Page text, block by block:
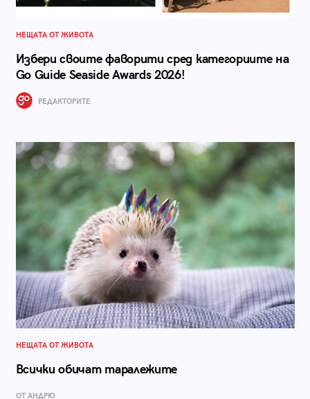
НЕЩАТА ОТ ЖИВОТА
Избери своите фаворити сред категориите на
Go Guide Seaside Awards 2026!
РЕДАКТОРИТЕ
НЕЩАТА ОТ ЖИВОТА
Всички обичат таралежите
ОТ АНДРЮ